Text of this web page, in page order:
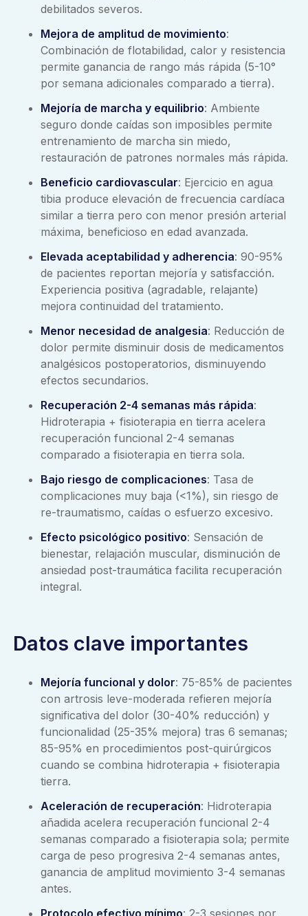
debilitados severos.
Mejora de amplitud de movimiento:
Combinación de flotabilidad, calor y resistencia
permite ganancia de rango más rápida (5-10°
por semana adicionales comparado a tierra).
Mejoría de marcha y equilibrio: Ambiente
seguro donde caídas son imposibles permite
entrenamiento de marcha sin miedo,
restauración de patrones normales más rápida.
Beneficio cardiovascular: Ejercicio en agua
tibia produce elevación de frecuencia cardíaca
similar a tierra pero con menor presión arterial
máxima, beneficioso en edad avanzada.
Elevada aceptabilidad y adherencia: 90-95%
de pacientes reportan mejoría y satisfacción.
Experiencia positiva (agradable, relajante)
mejora continuidad del tratamiento.
Menor necesidad de analgesia: Reducción de
dolor permite disminuir dosis de medicamentos
analgésicos postoperatorios, disminuyendo
efectos secundarios.
Recuperación 2-4 semanas más rápida:
Hidroterapia + fisioterapia en tierra acelera
recuperación funcional 2-4 semanas
comparado a fisioterapia en tierra sola.
Bajo riesgo de complicaciones: Tasa de
complicaciones muy baja (<1%), sin riesgo de
re-traumatismo, caídas o esfuerzo excesivo.
Efecto psicológico positivo: Sensación de
bienestar, relajación muscular, disminución de
ansiedad post-traumática facilita recuperación
integral.
Datos clave importantes
Mejoría funcional y dolor: 75-85% de pacientes
con artrosis leve-moderada refieren mejoría
significativa del dolor (30-40% reducción) y
funcionalidad (25-35% mejora) tras 6 semanas;
85-95% en procedimientos post-quirúrgicos
cuando se combina hidroterapia + fisioterapia
tierra.
Aceleración de recuperación: Hidroterapia
añadida acelera recuperación funcional 2-4
semanas comparado a fisioterapia sola; permite
carga de peso progresiva 2-4 semanas antes,
ganancia de amplitud movimiento 3-4 semanas
antes.
Protocolo efectivo mínimo: 2-3 sesiones por